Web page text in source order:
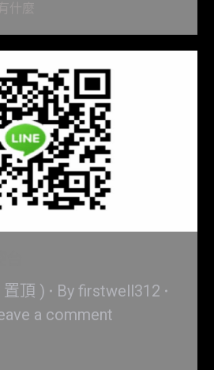
什麼
頂 ) By firstwell312
a comment